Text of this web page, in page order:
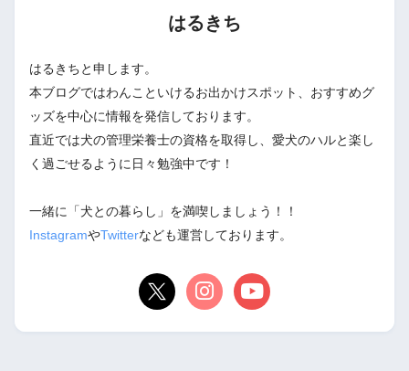
はるきち
はるきちと申します。
本ブログではわんこといけるお出かけスポット、おすすめグ
ッズを中心に情報を発信しております。
直近では犬の管理栄養士の資格を取得し、愛犬のハルと楽し
く過ごせるように日々勉強中です！
一緒に「犬との暮らし」を満喫しましょう！！
InstagramやTwitterなども運営しております。